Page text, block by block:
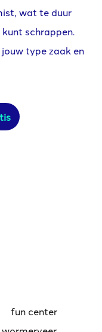
wat te duur
kunt schrappen.
jouw type zaak en